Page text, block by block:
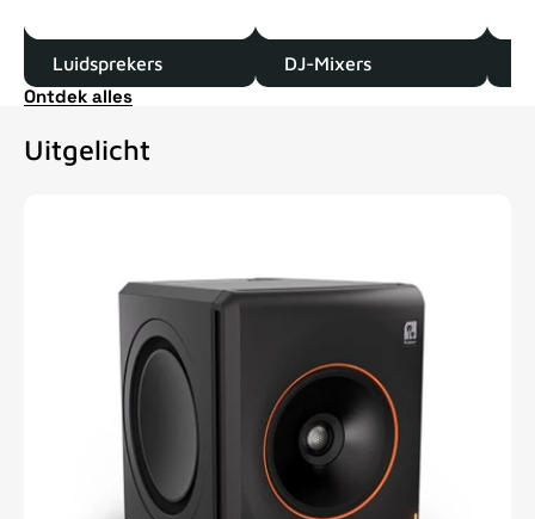
Luidsprekers DJ-Mixers
Ontdek alles
Uitgelicht